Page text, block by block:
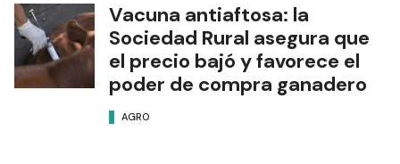
Vacuna antiaftosa: la
Sociedad Rural asegura que
el precio bajó y favorece el
poder de compra ganadero
AGRO